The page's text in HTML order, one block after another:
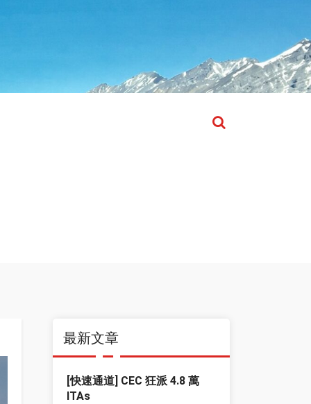
最新文章
[快速通道] CEC 狂派 4.8 萬
ITAs